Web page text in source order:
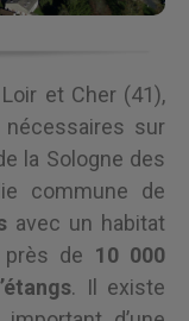
et Cher (41),
sur
la Sologne des
commune de
avec un habitat
près de10 000